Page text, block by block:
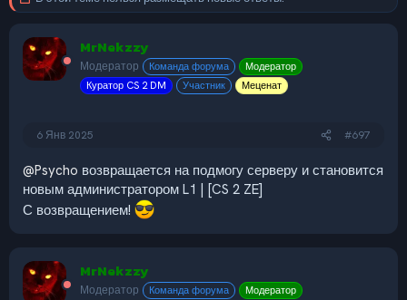
е
м
ы
а
л
а
MrNekzzy
Модератор Команда форума
Модератор
Куратор CS 2 DM
Участник Меценат
6 Янв 2025 #697
@Psycho возвращается на подмогу серверу и становится
новым администратором L1 | [CS 2 ZE]
С возвращением!
MrNekzzy
Модератор Команда форума
Модератор